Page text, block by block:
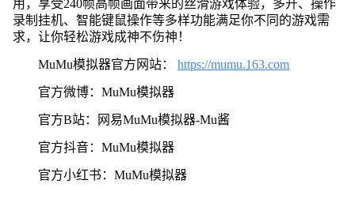
用，享受240帧高帧画面带来的丝滑游戏体验，多开、操作
录制挂机、智能键鼠操作等多样功能满足你不同的游戏需
求，让你轻松游戏成神不伤神！
MuMu模拟器官方网站： https://mumu.163.com
官方微博：MuMu模拟器
官方B站：网易MuMu模拟器-Mu酱
官方抖音：MuMu模拟器
官方小红书：MuMu模拟器